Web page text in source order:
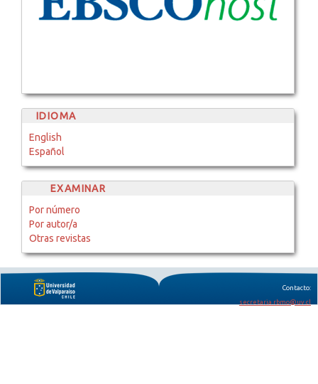
IDIOMA
English
Español
EXAMINAR
Por número
Por autor/a
Otras revistas
Contacto:
secretaria.rbmo@uv.cl